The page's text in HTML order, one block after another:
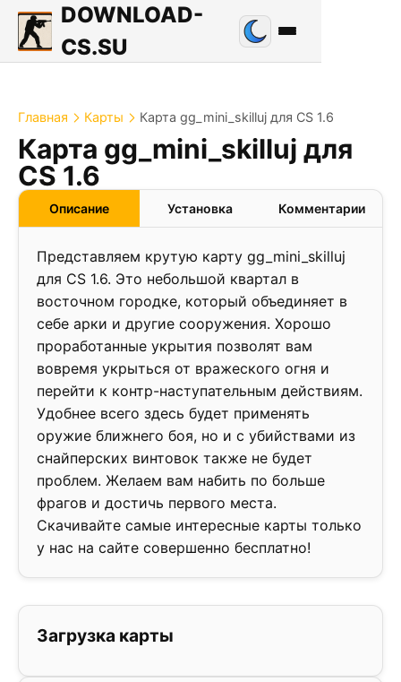
DOWNLOAD-
CS.SU
Главная Карты Карта gg_mini_skilluj для CS 1.6
Карта gg_mini_skilluj для
CS 1.6
❮ ❯
1.0
Описание Установка Комментарии
Представляем крутую карту gg_mini_skilluj
для CS 1.6. Это небольшой квартал в
восточном городке, который объединяет в
себе арки и другие сооружения. Хорошо
проработанные укрытия позволят вам
вовремя укрыться от вражеского огня и
перейти к контр-наступательным действиям.
Удобнее всего здесь будет применять
оружие ближнего боя, но и с убийствами из
снайперских винтовок также не будет
проблем. Желаем вам набить по больше
фрагов и достичь первого места.
Скачивайте самые интересные карты только
у нас на сайте совершенно бесплатно!
Загрузка карты